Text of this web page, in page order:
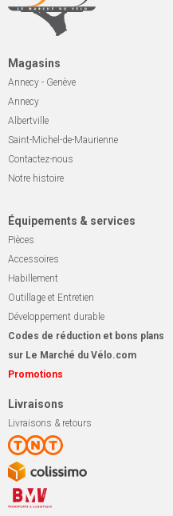
Magasins
Annecy - Genève
Annecy
Albertville
Saint-Michel-de-Maurienne
Contactez-nous
Notre histoire
Équipements & services
Pièces
Accessoires
Habillement
Outillage et Entretien
Développement durable
Codes de réduction et bons plans
sur Le Marché du Vélo.com
Promotions
Livraisons
Livraisons & retours